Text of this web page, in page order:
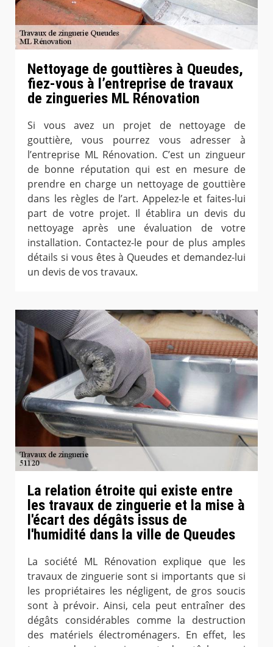
Nettoyage de gouttières à Queudes,
fiez-vous à l’entreprise de travaux
de zingueries ML Rénovation
Si vous avez un projet de nettoyage de
gouttière, vous pourrez vous adresser à
l’entreprise ML Rénovation. C’est un zingueur
de bonne réputation qui est en mesure de
prendre en charge un nettoyage de gouttière
dans les règles de l’art. Appelez-le et faites-lui
part de votre projet. Il établira un devis du
nettoyage après une évaluation de votre
installation. Contactez-le pour de plus amples
détails si vous êtes à Queudes et demandez-lui
un devis de vos travaux.
La relation étroite qui existe entre
les travaux de zinguerie et la mise à
l'écart des dégâts issus de
l'humidité dans la ville de Queudes
La société ML Rénovation explique que les
travaux de zinguerie sont si importants que si
les propriétaires les négligent, de gros soucis
sont à prévoir. Ainsi, cela peut entraîner des
dégâts considérables comme la destruction
des matériels électroménagers. En effet, les